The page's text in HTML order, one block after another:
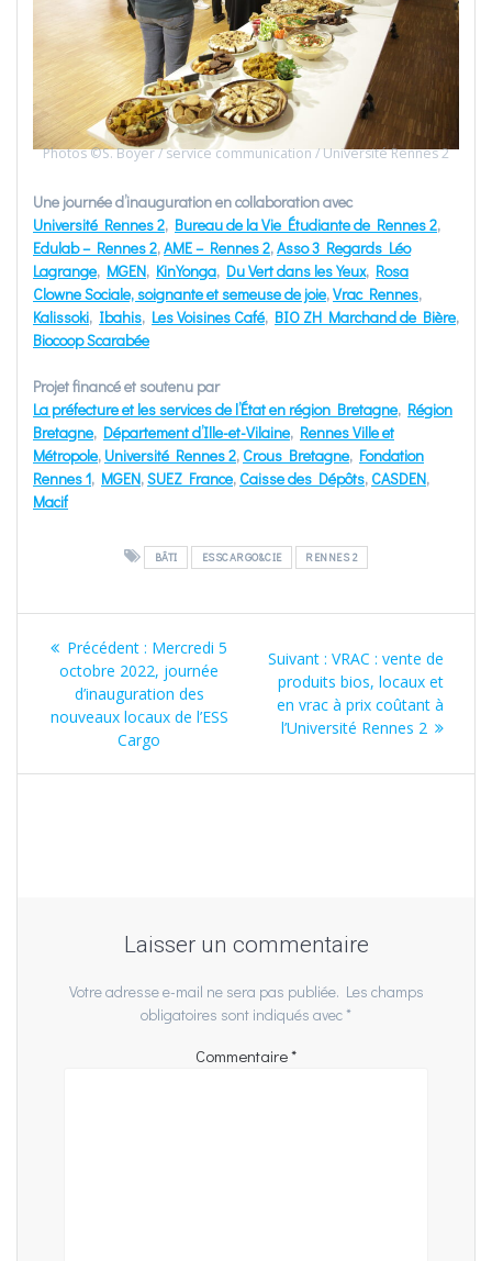
Photos ©S. Boyer / service communication / Université Rennes 2
Une journée d’inauguration en collaboration avec
Université Rennes 2, Bureau de la Vie Étudiante de Rennes 2,
Edulab – Rennes 2,AME – Rennes 2,Asso 3 Regards Léo
Lagrange, MGEN, KinYonga, Du Vert dans les Yeux, Rosa
Clowne Sociale, soignante et semeuse de joie,Vrac Rennes,
Kalissoki, Ibahis, Les Voisines Café, BIO ZH Marchand de Bière,
Biocoop Scarabée
Projet financé et soutenu par
La préfecture et les services de l’État en région Bretagne, Région
Bretagne, Département d’Ille-et-Vilaine, Rennes Ville et
Métropole, Université Rennes 2, Crous Bretagne, Fondation
Rennes 1, MGEN,SUEZ France, Caisse des Dépôts, CASDEN,
Macif
BÂTI ESSCARGO&CIE RENNES 2
Navigation
l’article
Précédent : Article
précédent
:
Mercredi 5
octobre 2022, journée
d’inauguration des
nouveaux locaux de l’ESS
Cargo
Suivant : Article
suivant
:
VRAC : vente de
produits bios, locaux et
en vrac à prix coûtant à
l’Université Rennes 2
Laisser un commentaire
Votre adresse e-mail ne sera pas publiée. Les champs
obligatoires sont indiqués avec*
Commentaire*